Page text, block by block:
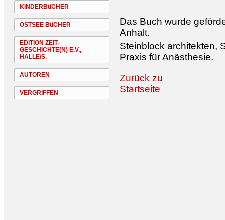
KINDERBüCHER
OSTSEE BüCHER
EDITION ZEIT-
GESCHICHTE(N) E.V.,
HALLE/S.
AUTOREN
VERGRIFFEN
Das Buch wurde
Anhalt.
Steinblock architekten,
Praxis für Anästhesie.
Zurück zu
Startseite